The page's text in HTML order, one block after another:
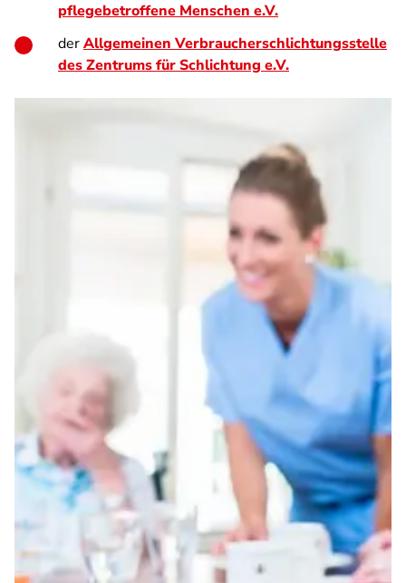
pflegebetroffene Menschen e.V.
derAllgemeinen Verbraucherschlichtungsstelle
des Zentrums für Schlichtung e.V.